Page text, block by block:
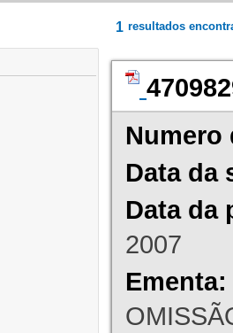
1 resultados
Numero
Data da
Data da
2007
Ementa: